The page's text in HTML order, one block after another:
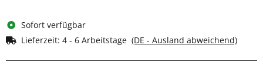
Sofort verfügbar
Lieferzeit: 4 - 6 Arbeitstage (DE - Ausland abweichend)